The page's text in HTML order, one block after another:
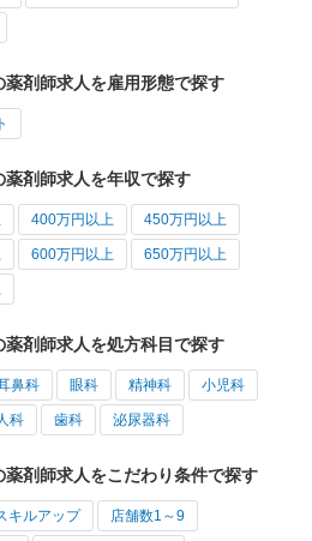
剤師求人を雇用形態で探す
剤師求人を年収で探す
400万円以上 450万円以上
600万円以上 650万円以上
剤師求人を処方科目で探す
鼻科 眼科 精神科 小児科
科 歯科 泌尿器科
剤師求人をこだわり条件で探す
キルアップ 店舗数1～9